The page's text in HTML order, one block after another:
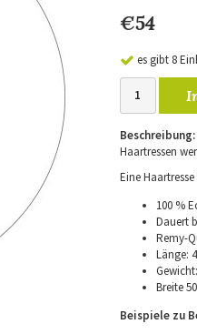
€54
es gibt 8
Beschreibung:
Haartressen
Eine
100 %
Dauert
Remy-
Länge:
Breite
Beispiele zu